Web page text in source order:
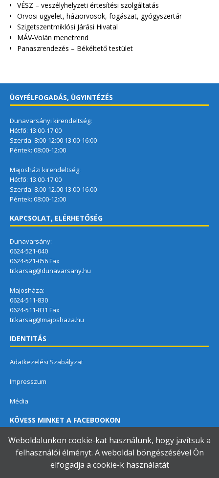
VÉSZ – veszélyhelyzeti értesítési szolgáltatás
Orvosi ügyelet, háziorvosok, fogászat, gyógyszertár
Szigetszentmiklósi Járási Hivatal
MÁV-Volán menetrend
Panaszrendezés – Békéltető testület
ÜGYFÉLFOGADÁS, ÜGYINTÉZÉS
Dunavarsányi kirendeltség:
Hétfő: 13:00-17:00
Szerda: 8:00-12:00 13:00-16:00
Péntek: 08:00-12:00
Majosházi kirendeltség:
Hétfő: 13.00-17.00
Szerda: 8.00-12.00 13.00-16.00
Péntek: 08:00-12:00
KAPCSOLAT, ELÉRHETŐSÉG
Dunavarsány:
0624-521-040
0624-521-056 Fax
titkarsag@dunavarsany.hu
Majosháza:
0624-511-830
0624-511-831 Fax
titkarsag@majoshaza.hu
IDENTITÁS
Adatkezelési Szabályzat
Impresszum
Média
KÖVESS MINKET A FACEBOOKON
Weboldalunkon cookie-kat használunk, hogy javítsuk a
felhasználói élményt. A weboldal böngészésével Ön
elfogadja a cookie-k használatát